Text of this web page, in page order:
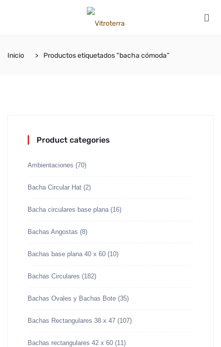
Inicio Productos etiquetados “bacha cómoda”
Product categories
Ambientaciones (70)
Bacha Circular Hat (2)
Bacha circulares base plana (16)
Bachas Angostas (8)
Bachas base plana 40 x 60 (10)
Bachas Circulares (182)
Bachas Ovales y Bachas Bote (35)
Bachas Rectangulares 38 x 47 (107)
Bachas rectangulares 42 x 60 (11)